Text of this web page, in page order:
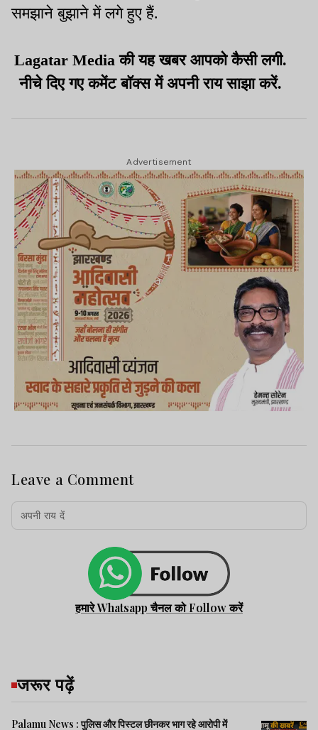
समझाने बुझाने में लगे हुए हैं.
Lagatar Media की यह खबर आपको कैसी लगी.
नीचे दिए गए कमेंट बॉक्स में अपनी राय साझा करें.
Advertisement
Leave a Comment
हमारे Whatsapp चैनल को Follow करें
जरूर पढ़ें
Palamu News : पुलिस और पिस्टल छीनकर भाग रहे आरोपी में